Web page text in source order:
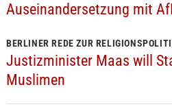
Auseinandersetzung mit
BERLINER REDE ZUR
Justizminister Maas will
Muslimen